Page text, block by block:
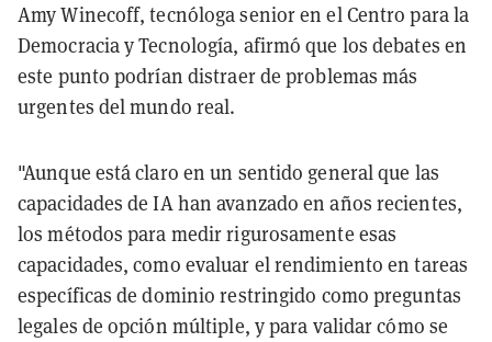
Amy Winecoff, tecnóloga senior en el Centro para la
Democracia y Tecnología, afirmó que los debates en
este punto podrían distraer de problemas más
urgentes del mundo real.
"Aunque está claro en un sentido general que las
capacidades de IA han avanzado en años recientes,
los métodos para medir rigurosamente esas
capacidades, como evaluar el rendimiento en tareas
específicas de dominio restringido como preguntas
legales de opción múltiple, y para validar cómo se